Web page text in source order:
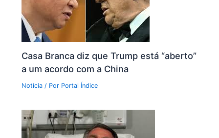
Casa Branca diz que Trump está “aberto”
a um acordo com a China
Notícia / Por Portal Índice